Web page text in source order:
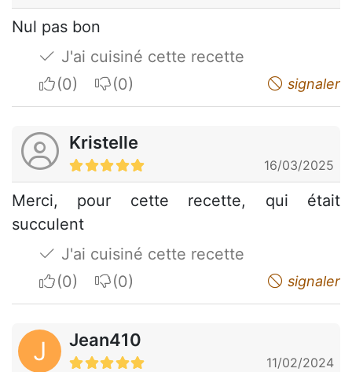
Nul pas bon
J'ai cuisiné cette recette
I apreciateI do not appreciate signaler
Kristelle
16/03/2025
Merci, pour cette recette, qui était
succulent
J'ai cuisiné cette recette
I apreciateI do not appreciate signaler
J Jean410
11/02/2024